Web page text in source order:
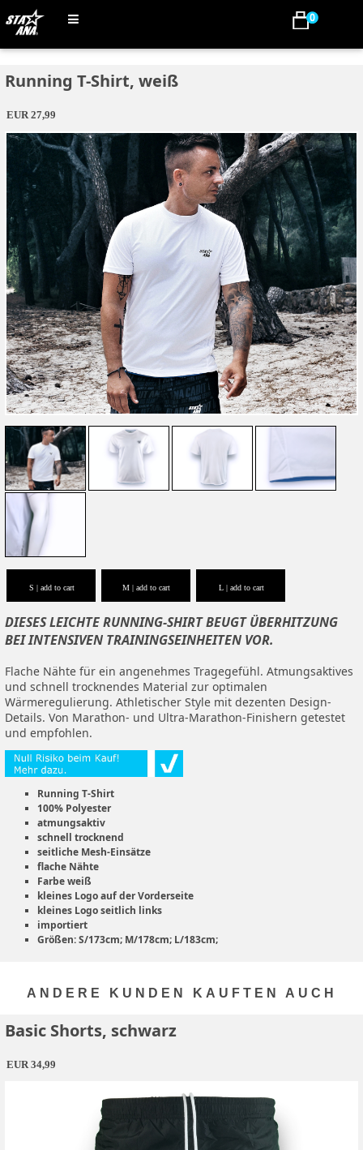
Running T-Shirt, weiß
EUR 27,99
S | add to cart M | add to cart L | add to cart
DIESES LEICHTE RUNNING-SHIRT BEUGT ÜBERHITZUNG
BEI INTENSIVEN TRAININGSEINHEITEN VOR.
Flache Nähte für ein angenehmes Tragegefühl. Atmungsaktives
und schnell trocknendes Material zur optimalen
Wärmeregulierung. Athletischer Style mit dezenten Design-
Details. Von Marathon- und Ultra-Marathon-Finishern getestet
und empfohlen.
Running T-Shirt
100% Polyester
atmungsaktiv
schnell trocknend
seitliche Mesh-Einsätze
flache Nähte
Farbe weiß
kleines Logo auf der Vorderseite
kleines Logo seitlich links
importiert
Größen: S/173cm; M/178cm; L/183cm;
ANDERE KUNDEN KAUFTEN AUCH
Basic Shorts, schwarz
EUR 34,99